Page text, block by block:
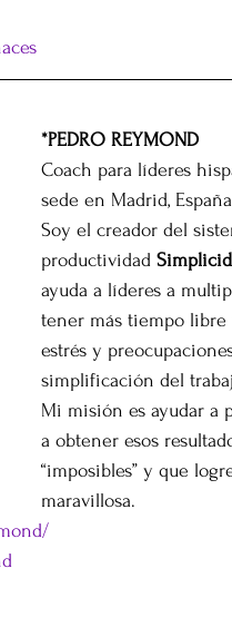
*PEDRO REYMOND
Coach para líderes
sede en Madrid,
Soy el creador del
productividad
ayuda a líderes a
tener más tiempo
estrés y
simplificación del
Mi misión es ayudar a
a obtener esos
“imposibles” y que
maravillosa.